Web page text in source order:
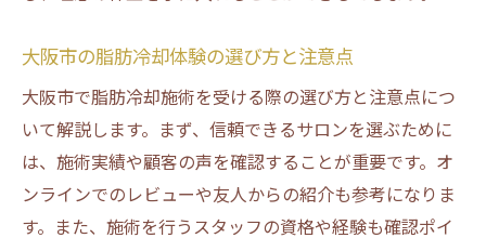
大阪市の脂肪冷却体験の選び方と注意点
大阪市で脂肪冷却施術を受ける際の選び方と注意点につ
いて解説します。まず、信頼できるサロンを選ぶために
は、施術実績や顧客の声を確認することが重要です。オ
ンラインでのレビューや友人からの紹介も参考になりま
す。また、施術を行うスタッフの資格や経験も確認ポイ